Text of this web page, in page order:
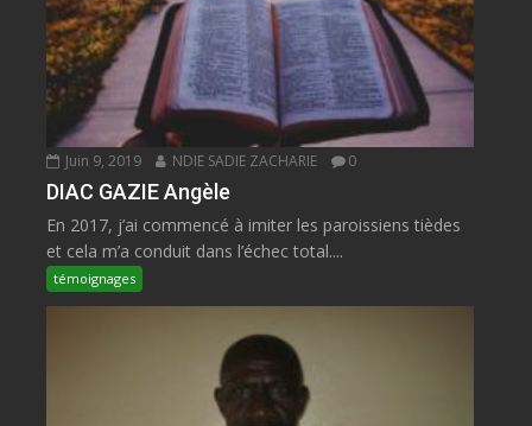
Juin 9, 2019 NDIE SADIE ZACHARIE 0
DIAC GAZIE Angèle
En 2017, j’ai commencé à imiter les paroissiens tièdes
et cela m’a conduit dans l’échec total....
témoignages